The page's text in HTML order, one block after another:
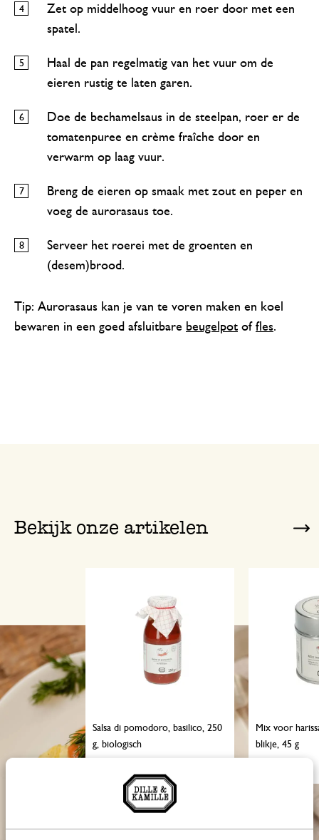
Zet op middelhoog vuur en roer door met een
spatel.
Haal de pan regelmatig van het vuur om de
eieren rustig te laten garen.
Doe de bechamelsaus in de steelpan, roer er de
tomatenpuree en crème fraîche door en
verwarm op laag vuur.
Breng de eieren op smaak met zout en peper en
voeg de aurorasaus toe.
Serveer het roerei met de groenten en
(desem)brood.
Tip: Aurorasaus kan je van te voren maken en koel
bewaren in een goed afsluitbare beugelpot of fles.
Bekijk onze artikelen
Salsa di pomodoro, basilico, 250
g, biologisch
Mix voor
blikje, 45 g